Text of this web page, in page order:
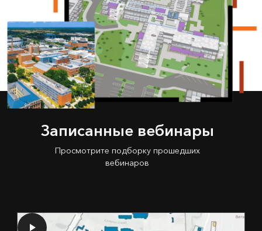
Записанные вебинары
Просмотрите подборку прошедших
вебинаров